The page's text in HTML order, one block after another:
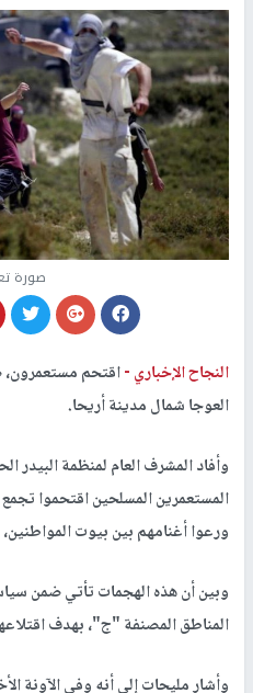
صورة
النجاح الإخباري -اقتحم
العوجا شمال مدينة أريحا.
وأفاد المشرف العام لمنظمة
المستعمرين المسلحين اقتحموا
ورعوا أغنامهم بين بيوت
وبين أن هذه الهجمات تأتي ضمن
المناطق المصنفة "ج"، بهدف
وأشار مليحات إلى أنه وفي الآونة